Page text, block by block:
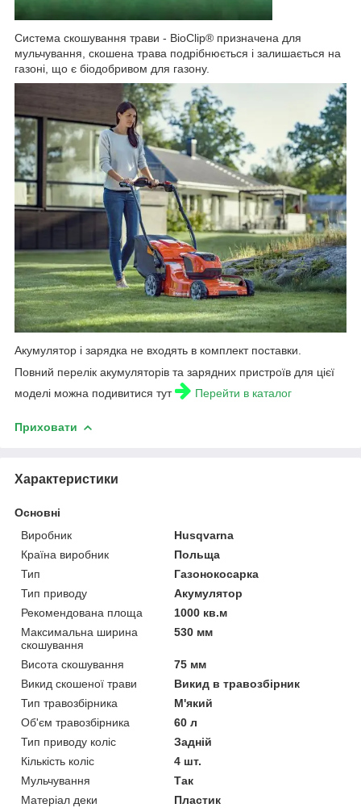
Система скошування трави - BioClip® призначена для
мульчування, скошена трава подрібнюється і залишається на
газоні, що є біодобривом для газону.
Акумулятор і зарядка не входять в комплект поставки.
Повний перелік акумуляторів та зарядних пристроїв для цієї
моделі можна подивитися тут
Перейти в каталог
Приховати
Характеристики
Основні
Виробник
Husqvarna
Країна виробник
Польща
Тип
Газонокосарка
Тип приводу
Акумулятор
Рекомендована площа
1000 кв.м
Максимальна ширина
скошування
530 мм
Висота скошування
75 мм
Викид скошеної трави
Викид в травозбірник
Тип травозбірника
М'який
Об'єм травозбірника
60 л
Тип приводу коліс
Задній
Кількість коліс
4 шт.
Мульчування
Так
Матеріал деки
Пластик